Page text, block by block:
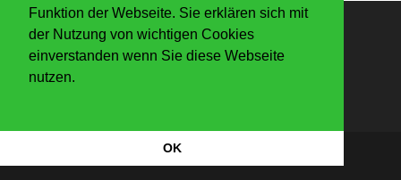
Funktion der Webseite. Sie erklären sich mit
der Nutzung von wichtigen Cookies
einverstanden wenn Sie diese Webseite
nutzen.
OK
Anmelden
Datenschutzerkärung